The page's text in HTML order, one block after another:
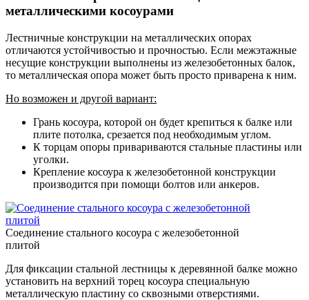
металлическими косоурами
Лестничные конструкции на металлических опорах
отличаются устойчивостью и прочностью. Если межэтажные
несущие конструкции выполнены из железобетонных балок,
то металлическая опора может быть просто приварена к ним.
Но возможен и другой вариант:
Грань косоура, которой он будет крепиться к балке или
плите потолка, срезается под необходимым углом.
К торцам опоры привариваются стальные пластины или
уголки.
Крепление косоура к железобетонной конструкции
производится при помощи болтов или анкеров.
Соединение стального косоура с железобетонной
плитой
Для фиксации стальной лестницы к деревянной балке можно
установить на верхний торец косоура специальную
металлическую пластину со сквозными отверстиями.